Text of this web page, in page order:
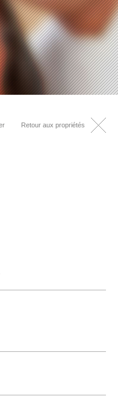
Retour aux propriétés